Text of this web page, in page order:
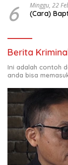
6 Minggu, 22
(Cara)
Berita
Ini adalah contoh
anda bisa